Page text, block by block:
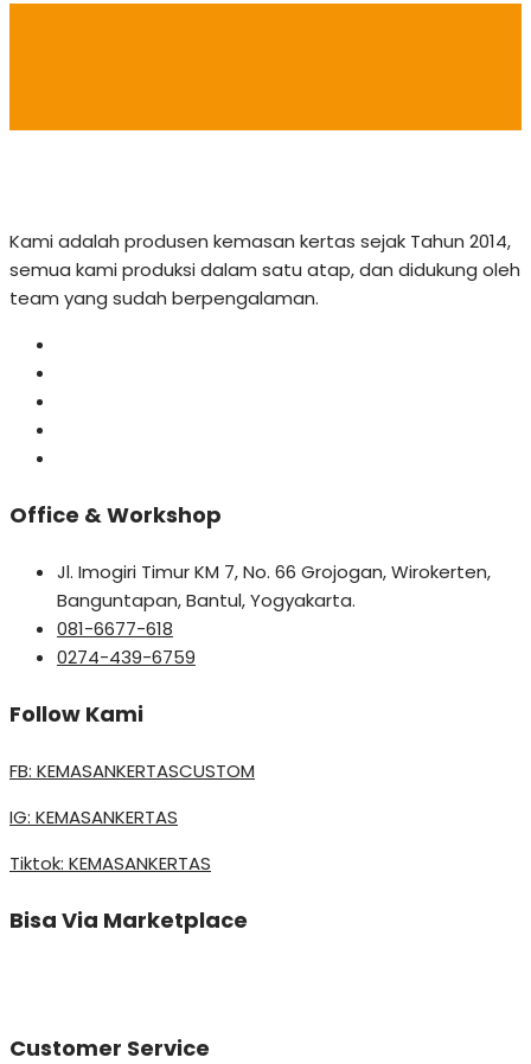
Kami adalah produsen kemasan kertas sejak Tahun 2014,
semua kami produksi dalam satu atap, dan didukung oleh
team yang sudah berpengalaman.
Office & Workshop
Jl. Imogiri Timur KM 7, No. 66 Grojogan, Wirokerten,
Banguntapan, Bantul, Yogyakarta.
081-6677-618
0274-439-6759
Follow Kami
FB: KEMASANKERTASCUSTOM
IG: KEMASANKERTAS
Tiktok: KEMASANKERTAS
Bisa Via Marketplace
Customer Service